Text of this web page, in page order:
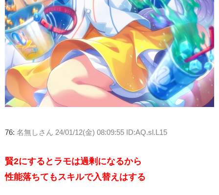
76: 名無しさん 24/01/12(金) 08:09:55 ID:AQ.sl.L15
賢2にするとラモは過剰になるから
性能落ちてもスキルで入替えはする